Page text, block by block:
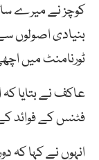
کوچز نے میرے
بنیادی اصولوں
ٹورنامنٹ میں
عاکف نے بتایا
فٹنس کے فوائد
انہوں نے کہا کہ